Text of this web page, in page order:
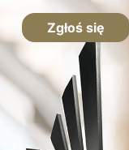
Zgłoś się